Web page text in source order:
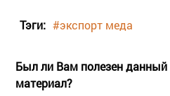
Тэги: #экспорт меда
Был ли Вам полезен данный
материал?